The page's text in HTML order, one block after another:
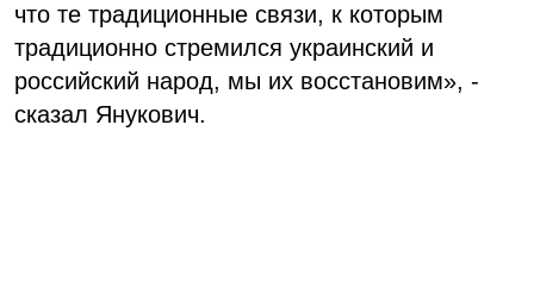
что те традиционные связи, к которым
традиционно стремился украинский и
российский народ, мы их восстановим», -
сказал Янукович.